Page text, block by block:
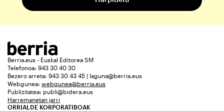
Berria.eus - Euskal Editorea SM
Telefonoa: 943 30 40 30
Bezero arreta: 943 30 43 45 | laguna@berria.eus
Webgunea: webgunea@berria.eus
Publizitatea: publi@bidera.eus
Harremanetan jarri
ORRIALDE KORPORATIBOAK